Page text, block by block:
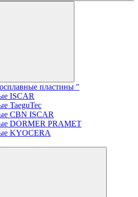
пластины "
ISCAR
TaeguTec
CBN ISCAR
DORMER PRAMET
KYOCERA